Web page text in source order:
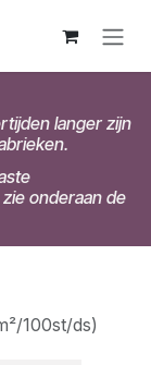
langer zijn
onderaan de
100st/ds)